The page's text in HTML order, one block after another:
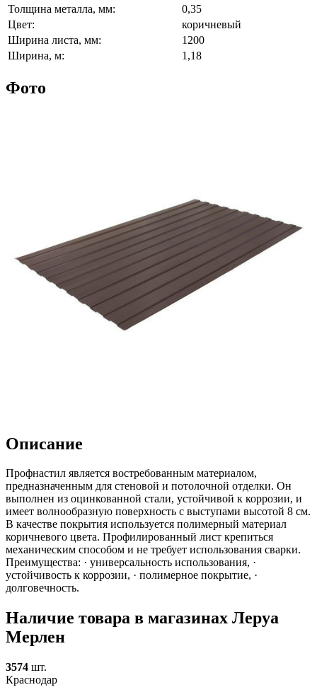
Толщина металла, мм:
0,35
Цвет:
коричневый
Ширина листа, мм:
1200
Ширина, м:
1,18
Фото
Описание
Профнастил является востребованным материалом,
предназначенным для стеновой и потолочной отделки. Он
выполнен из оцинкованной стали, устойчивой к коррозии, и
имеет волнообразную поверхность с выступами высотой 8 см.
В качестве покрытия используется полимерный материал
коричневого цвета. Профилированный лист крепиться
механическим способом и не требует использования сварки.
Преимущества: · универсальность использования, ·
устойчивость к коррозии, · полимерное покрытие, ·
долговечность.
Наличие товара в магазинах Леруа
Мерлен
3574 шт.
Краснодар